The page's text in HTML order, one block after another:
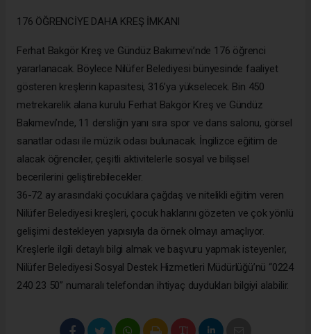
176 ÖĞRENCİYE DAHA KREŞ İMKANI
Ferhat Bakgör Kreş ve Gündüz Bakımevi’nde 176 öğrenci
yararlanacak. Böylece Nilüfer Belediyesi bünyesinde faaliyet
gösteren kreşlerin kapasitesi, 316’ya yükselecek. Bin 450
metrekarelik alana kurulu Ferhat Bakgör Kreş ve Gündüz
Bakımevi’nde, 11 dersliğin yanı sıra spor ve dans salonu, görsel
sanatlar odası ile müzik odası bulunacak. İngilizce eğitim de
alacak öğrenciler, çeşitli aktivitelerle sosyal ve bilişsel
becerilerini geliştirebilecekler.
36-72 ay arasındaki çocuklara çağdaş ve nitelikli eğitim veren
Nilüfer Belediyesi kreşleri, çocuk haklarını gözeten ve çok yönlü
gelişimi destekleyen yapısıyla da örnek olmayı amaçlıyor.
Kreşlerle ilgili detaylı bilgi almak ve başvuru yapmak isteyenler,
Nilüfer Belediyesi Sosyal Destek Hizmetleri Müdürlüğü’nü “0224
240 23 50” numaralı telefondan ihtiyaç duydukları bilgiyi alabilir.